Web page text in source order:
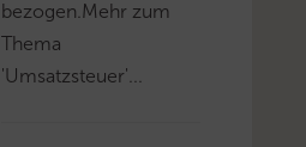
bezogen.Mehr zum
Thema
'Umsatzsteuer'...